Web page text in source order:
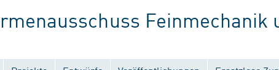
Feinmechanik